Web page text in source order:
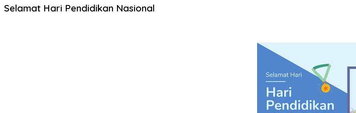
Selamat Hari Pendidikan Nasional